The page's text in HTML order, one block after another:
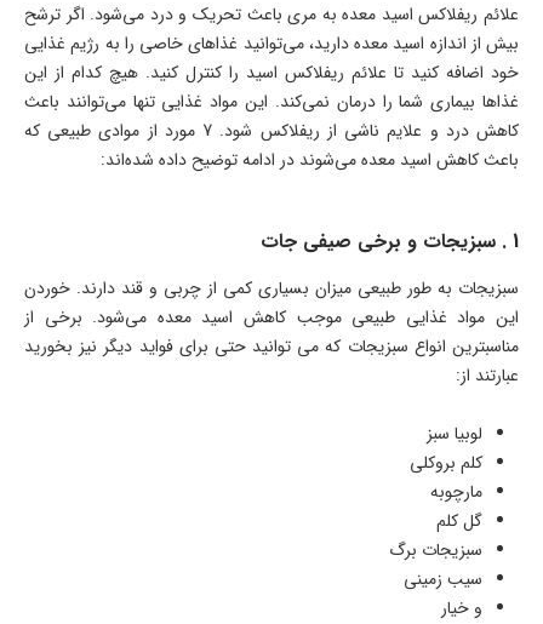
علائم ریفلاکس اسید معده به مری باعث تحریک و درد می‌شود. اگر ترشح
بیش از اندازه اسید معده دارید، می‌توانید غذاهای خاصی را به رژیم غذایی
خود اضافه کنید تا علائم ریفلاکس اسید را کنترل کنید. هیچ کدام از این
غذاها بیماری شما را درمان نمی‌کند. این مواد غذایی تنها می‌توانند باعث
کاهش درد و علایم ناشی از ریفلاکس شود. 7 مورد از موادی طبیعی که
باعث کاهش اسید معده می‌شوند در ادامه توضیح داده شده‌اند:
1 . سبزیجات و برخی صیفی جات
سبزیجات به طور طبیعی میزان بسیاری کمی از چربی و قند دارند. خوردن
این مواد غذایی طبیعی موجب کاهش اسید معده می‌شود. برخی از
مناسبترین انواع سبزیجات که می توانید حتی برای فواید دیگر نیز بخورید
عبارتند از:
لوبیا سبز
کلم بروکلی
مارچوبه
گل کلم
سبزیجات برگ
سیب زمینی
و خیار